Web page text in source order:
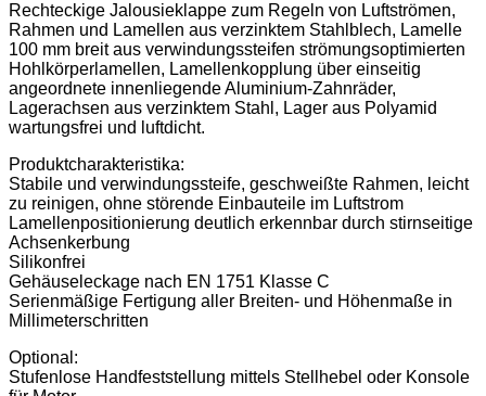
Rechteckige Jalousieklappe zum Regeln von Luftströmen,
Rahmen und Lamellen aus verzinktem Stahlblech, Lamelle
100 mm breit aus verwindungssteifen strömungsoptimierten
Hohlkörperlamellen, Lamellenkopplung über einseitig
angeordnete innenliegende Aluminium-Zahnräder,
Lagerachsen aus verzinktem Stahl, Lager aus Polyamid
wartungsfrei und luftdicht.
Produktcharakteristika:
Stabile und verwindungssteife, geschweißte Rahmen, leicht
zu reinigen, ohne störende Einbauteile im Luftstrom
Lamellenpositionierung deutlich erkennbar durch stirnseitige
Achsenkerbung
Silikonfrei
Gehäuseleckage nach EN 1751 Klasse C
Serienmäßige Fertigung aller Breiten- und Höhenmaße in
Millimeterschritten
Optional:
Stufenlose Handfeststellung mittels Stellhebel oder Konsole